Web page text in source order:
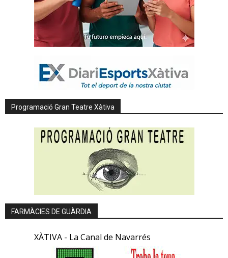
Programació Gran Teatre Xàtiva
FARMÀCIES DE GUÀRDIA
XÀTIVA - La Canal de Navarrés